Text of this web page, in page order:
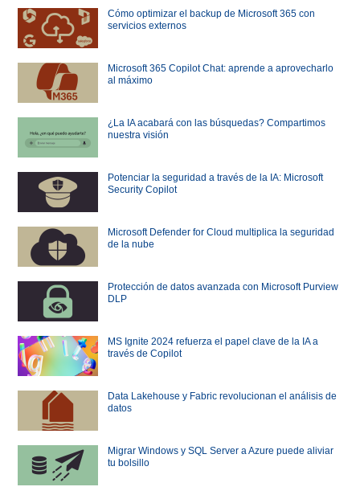
Cómo optimizar el backup de Microsoft 365 con
servicios externos
Microsoft 365 Copilot Chat: aprende a aprovecharlo
al máximo
¿La IA acabará con las búsquedas? Compartimos
nuestra visión
Potenciar la seguridad a través de la IA: Microsoft
Security Copilot
Microsoft Defender for Cloud multiplica la seguridad
de la nube
Protección de datos avanzada con Microsoft Purview
DLP
MS Ignite 2024 refuerza el papel clave de la IA a
través de Copilot
Data Lakehouse y Fabric revolucionan el análisis de
datos
Migrar Windows y SQL Server a Azure puede aliviar
tu bolsillo